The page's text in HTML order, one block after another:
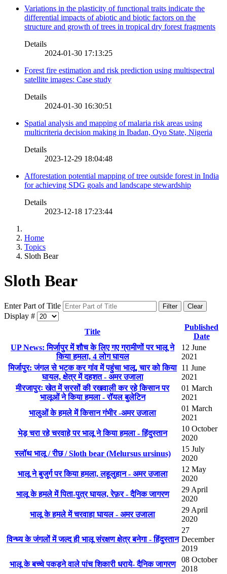
Variations in the plasticity of functional traits indicate the
differential impacts of abiotic and biotic factors on the
structure and growth of trees in tropical dry forest fragments
Details
2024-01-30 17:13:25
Forest fire estimation and risk prediction using multispectral
satellite images: Case study
Details
2024-01-30 16:30:51
Spatial analysis and mapping of malaria risk areas using
multicriteria decision making in Ibadan, Oyo State, Nigeria
Details
2023-12-29 18:04:48
Afforestation potential mapping of tree outside forest in India
for achieving SDG goals and landscape stewardship
Details
2023-12-18 17:23:44
Home
Topics
Sloth Bear
Sloth Bear
Enter Part of Title Filter Clear
Display #
Title
Published
Date
UP News: मिर्जापुर में शौच के लिए गए ग्रामीणों पर भालू ने
किया हमला, 4 लोग घायल
12 June
2021
मिर्जापुर: जंगल से भटक कर गांव में पहुंचा भालू, चार को किया
घायल, क्षेत्र में दहशत - अमर उजाला
11 June
2021
मीरजापुरः खेत में सरसों की रखवाली कर रहे किसान पर
भालूओं ने किया हमला - रॉयल बुलेटिन
01 March
2021
भालुओं के हमले में किसान गंभीर -अमर उजाला
01 March
2021
भेड़ चरा रहे चरवाहे पर भालू ने किया हमला - हिंदुस्तान
10 October
2020
स्लॉथ भालू / रीछ / Sloth bear (Melursus ursinus)
15 July
2020
भालू ने बुजुर्ग पर किया हमला, लहूलुहान - अमर उजाला
12 May
2020
भालू के हमले में पिता-पुत्र घायल, रेफ़र - दैनिक जागरण
29 April
2020
भालू के हमले में चरवाहा घायल - अमर उजाला
29 April
2020
विन्ध्य के जंगलों में जल्द ही भालू संरक्षण क्षेत्र बनेगा - हिंदुस्तान
27
December
2019
भालू के बच्चे पकड़ने वाले पांच शिकारी धराये- दैनिक जागरण
08 October
2018